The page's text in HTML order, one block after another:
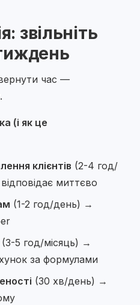
звільніть
час —
(і як це
клієнтів (2-4 год/
миттєво
(1-2 год/день) →
(3-5 год/місяць) →
за формулами
(30 хв/день) →